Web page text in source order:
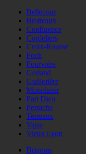
Bellecour
Brotteaux
Confluence
Cordeliers
Croix-Rousse
Foch
Fourvière
Gerland
Guillotière
Monplaisir
Part Dieu
Perrache
Terreaux
Vaise
Vieux Lyon
Brignais